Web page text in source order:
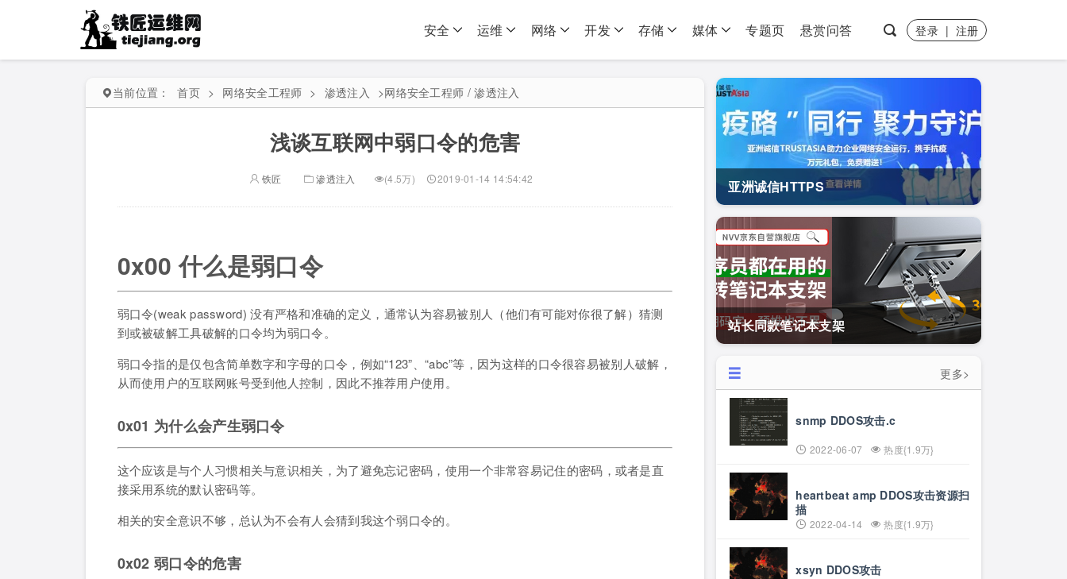
安全 运维 网络 开发 存储 媒体 专题页 悬赏问答 登录 | 注册
当前位置： 首页 > 网络安全工程师 > 渗透注入 >网络安全工程师 / 渗透注入
浅谈互联网中弱口令的危害
铁匠 渗透注入 (4.5万) 2019-01-14 14:54:42
0x00 什么是弱口令
弱口令(weak password) 没有严格和准确的定义，通常认为容易被别人（他们有可能对你很了解）猜测
到或被破解工具破解的口令均为弱口令。
弱口令指的是仅包含简单数字和字母的口令，例如“123”、“abc”等，因为这样的口令很容易被别人破解，
从而使用户的互联网账号受到他人控制，因此不推荐用户使用。
0x01 为什么会产生弱口令
这个应该是与个人习惯相关与意识相关，为了避免忘记密码，使用一个非常容易记住的密码，或者是直
接采用系统的默认密码等。
相关的安全意识不够，总认为不会有人会猜到我这个弱口令的。
0x02 弱口令的危害
亚洲诚信HTTPS
站长同款笔记本支架
更多>
snmp DDOS攻击.c
2022-06-07 热度{1.9万}
heartbeat amp DDOS攻击资源扫
描
2022-04-14 热度{1.9万}
xsyn DDOS攻击